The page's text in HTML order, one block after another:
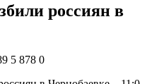
россиян в
5 878 0